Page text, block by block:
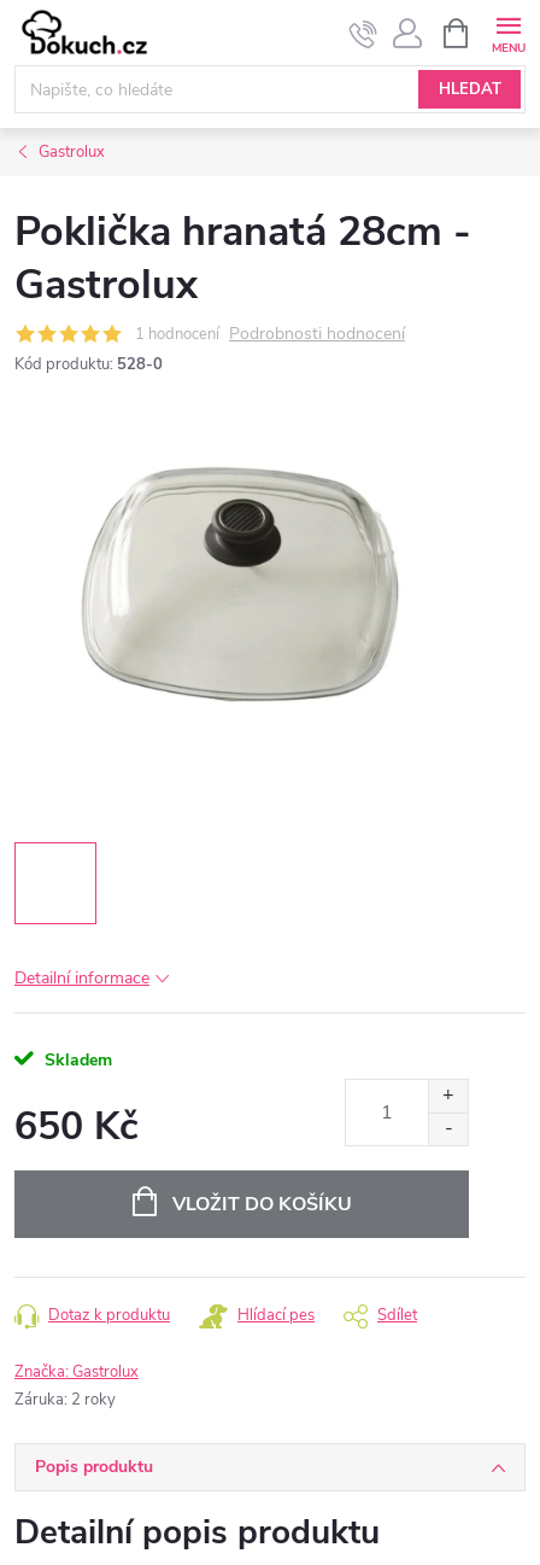
Přejít
obsah
HLEDAT
NÁKUPNÍ
KOŠÍK
Gastrolux
Poklička hranatá 28cm -
Gastrolux
1 hodnocení Podrobnosti hodnocení
Kód produktu: 528-0
Detailní informace
Skladem
650 Kč
VLOŽIT DO KOŠÍKU
Dotaz k produktu Hlídací pes Sdílet
Značka:Gastrolux
Záruka: 2 roky
Popis produktu
Detailní popis produktu